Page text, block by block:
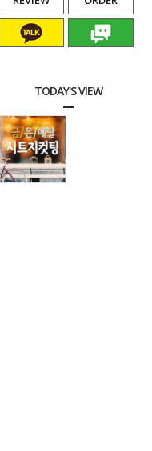
TODAY'S VIEW
총 상품 금액 1,000